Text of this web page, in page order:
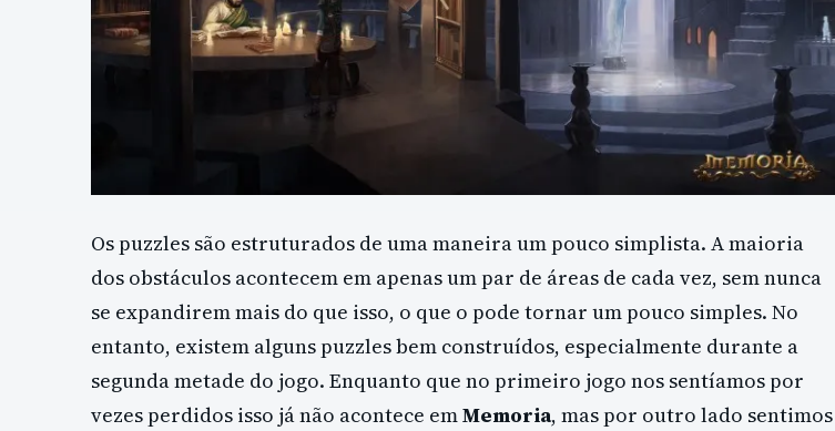
Os puzzles são estruturados de uma maneira um pouco simplista. A maioria
dos obstáculos acontecem em apenas um par de áreas de cada vez, sem nunca
se expandirem mais do que isso, o que o pode tornar um pouco simples. No
entanto, existem alguns puzzles bem construídos, especialmente durante a
segunda metade do jogo. Enquanto que no primeiro jogo nos sentíamos por
vezes perdidos isso já não acontece emMemoria, mas por outro lado sentimos